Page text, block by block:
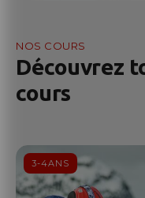
NOS COURS
Découvrez
cours
3-4ANS